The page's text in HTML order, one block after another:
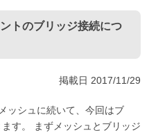
トのブリッジ接続につ
掲載日 2017/11/29
ッシュに続いて、今回はブ
す。 まずメッシュとブリッジ